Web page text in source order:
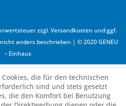
zzgl.Versandkosten und ggf.
anders beschrieben | © 2020 GENEU
– Einhaus
die für den technischen
sind und stets gesetzt
die den Komfort bei Benutzung